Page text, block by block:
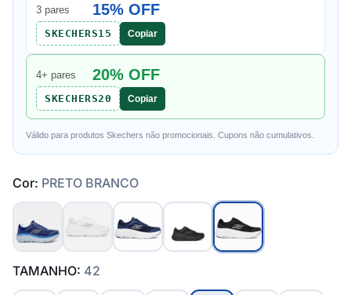
3 pares 15% OFF
SKECHERS15 Copiar
4+ pares 20% OFF
SKECHERS20 Copiar
Válido para produtos Skechers não promocionais. Cupons não cumulativos.
Cor: PRETO BRANCO
TAMANHO: 42